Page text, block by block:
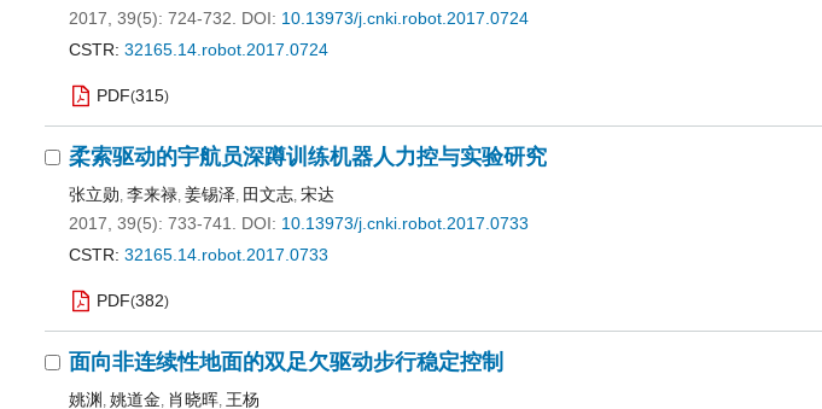
2017, 39(5): 724-732.
DOI: 10.13973/j.cnki.robot.2017.0724
CSTR: 32165.14.robot.2017.0724
PDF(315)
柔索驱动的宇航员深蹲训练机器人力控与实验研究
张立勋, 李来禄, 姜锡泽, 田文志, 宋达
2017, 39(5): 733-741.
DOI: 10.13973/j.cnki.robot.2017.0733
CSTR: 32165.14.robot.2017.0733
PDF(382)
面向非连续性地面的双足欠驱动步行稳定控制
姚渊 , 姚道金, 肖晓晖, 王杨